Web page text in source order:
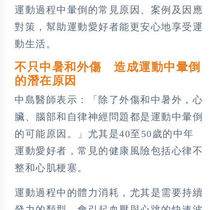
運動過程中暈倒的常見原因、案例及因應
對策，幫助運動愛好者能更安心地享受運
動生活。
不只中暑和外傷 造成運動中暈倒
的潛在原因
中島醫師表示：「除了外傷和中暑外，心
臟、腦部和自律神經問題都是運動中暈倒
的可能原因。」尤其是40至50歲的中年
運動愛好者，常見的健康風險包括心律不
整和心肌梗塞。
運動過程中的體力消耗，尤其是需要持續